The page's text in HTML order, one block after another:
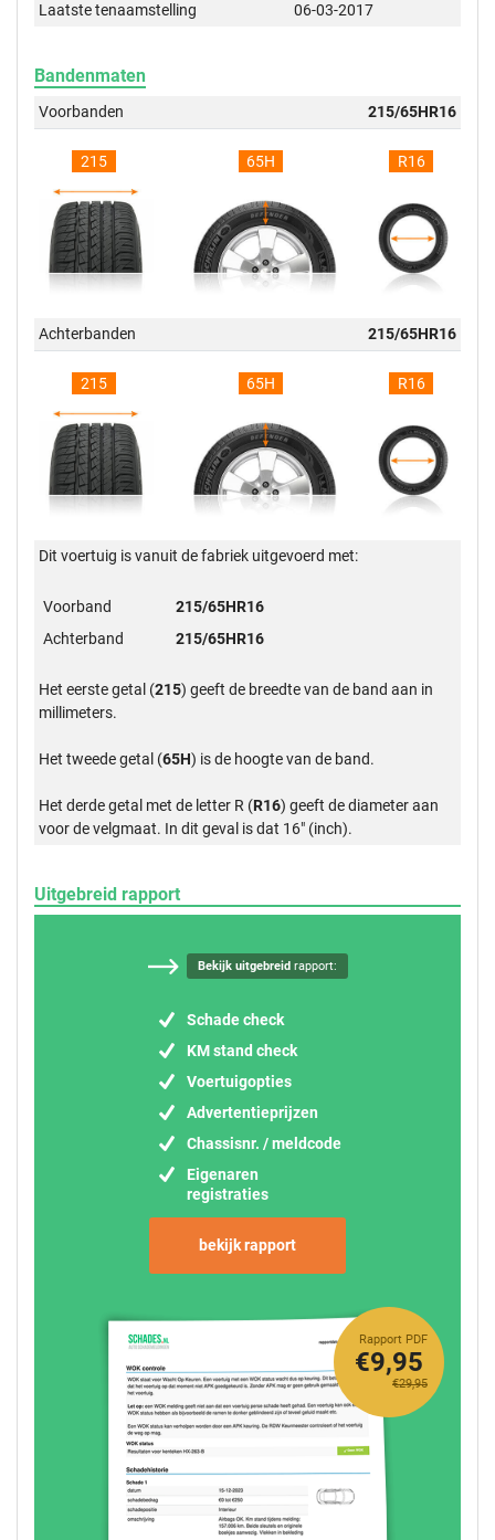
Laatste tenaamstelling
06-03-2017
Bandenmaten
Voorbanden 215/65HR16
215 65H R16
Achterbanden 215/65HR16
215 65H R16
Dit voertuig is vanuit de fabriek uitgevoerd met:
Voorband
215/65HR16
Achterband
215/65HR16
Het eerste getal (215) geeft de breedte van de band aan in
millimeters.
Het tweede getal (65H) is de hoogte van de band.
Het derde getal met de letter R (R16) geeft de diameter aan
voor de velgmaat. In dit geval is dat 16" (inch).
Uitgebreid rapport
Bekijk uitgebreid rapport:
Schade check
KM stand check
Voertuigopties
Advertentieprijzen
Chassisnr. / meldcode
Eigenaren
registraties
bekijk rapport
Rapport PDF
€29,95
€9,95